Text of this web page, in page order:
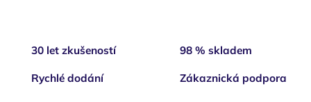
30 let zkušeností 98 % skladem
Rychlé dodání Zákaznická podpora